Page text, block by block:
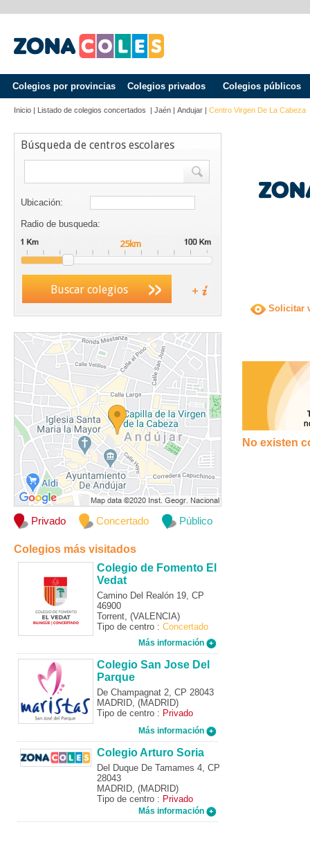
Colegios por provincias Colegios privados Colegios públicos
Inicio | Listado de colegios concertados | Jaén | Andujar | Centro Virgen De La Cabeza
Búsqueda de centros escolares
Ubicación:
Radio de busqueda:
Buscar colegios
Privado Concertado Público
Colegios más visitados
Colegio de Fomento El
Vedat
Camino Del Realón 19, CP
46900
Torrent, (VALENCIA)
Tipo de centro : Concertado
Más información
Colegio San Jose Del
Parque
De Champagnat 2, CP 28043
MADRID, (MADRID)
Tipo de centro : Privado
Más información
Colegio Arturo Soria
Del Duque De Tamames 4, CP
28043
MADRID, (MADRID)
Tipo de centro : Privado
Más información
Solicitar
No existen